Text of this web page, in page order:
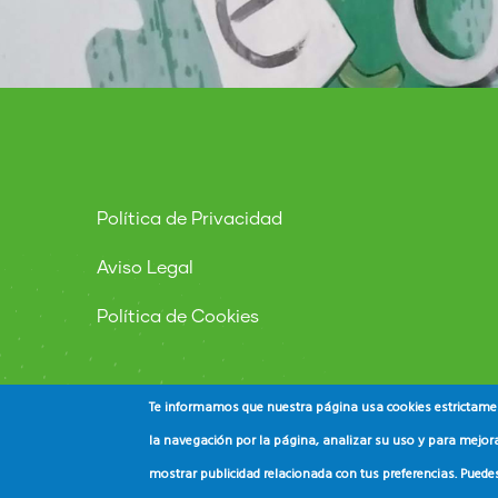
Política de Privacidad
Aviso Legal
Política de Cookies
© Copyright ADEAC2023. All Rights Reserved.
Te informamos que nuestra página usa cookies
la navegación por la página, analizar su uso y para
mostrar publicidad relacionada con tus preferencias.